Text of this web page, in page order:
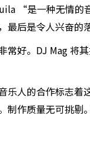
“是一种无情的
最后是令人兴奋的
常好。DJ Mag 将
乐人的合作标志着
制作质量无可挑剔